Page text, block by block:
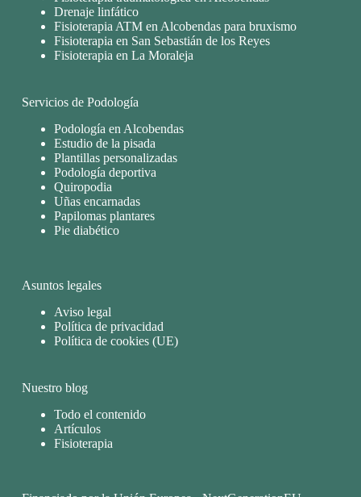
Drenaje linfático
Fisioterapia ATM en Alcobendas para bruxismo
Fisioterapia en San Sebastián de los Reyes
Fisioterapia en La Moraleja
Servicios de Podología
Podología en Alcobendas
Estudio de la pisada
Plantillas personalizadas
Podología deportiva
Quiropodia
Uñas encarnadas
Papilomas plantares
Pie diabético
Asuntos legales
Aviso legal
Política de privacidad
Política de cookies (UE)
Nuestro blog
Todo el contenido
Artículos
Fisioterapia